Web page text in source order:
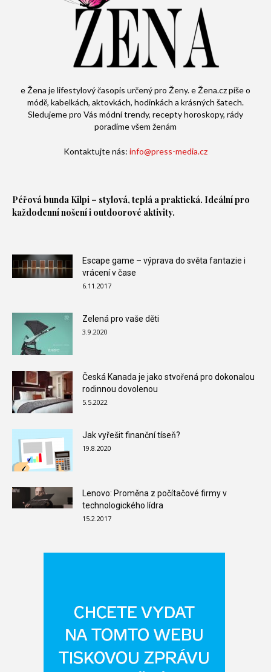
e Žena je lifestylový časopis určený pro Ženy. e Žena.cz píše o
módě, kabelkách, aktovkách, hodinkách a krásných šatech.
Sledujeme pro Vás módní trendy, recepty horoskopy, rády
poradíme všem ženám
Kontaktujte nás: info@press-media.cz
Péřová bunda Kilpi – stylová, teplá a praktická. Ideální pro
každodenní nošení i outdoorové aktivity.
Escape game – výprava do světa fantazie i
vrácení v čase
6.11.2017
Zelená pro vaše děti
3.9.2020
Česká Kanada je jako stvořená pro dokonalou
rodinnou dovolenou
5.5.2022
Jak vyřešit finanční tíseň?
19.8.2020
Lenovo: Proměna z počítačové firmy v
technologického lídra
15.2.2017